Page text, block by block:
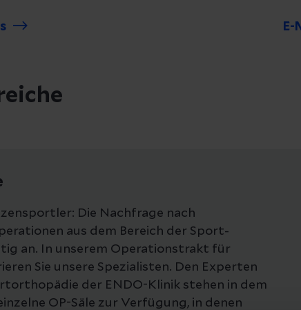
E-
Die Nachfrage nach
aus dem Bereich der Sport-
an. In unserem Operationstrakt für
Sie unsere Spezialisten. Den Experten
der ENDO-Klinik stehen in dem
OP-Säle zur Verfügung, in denen